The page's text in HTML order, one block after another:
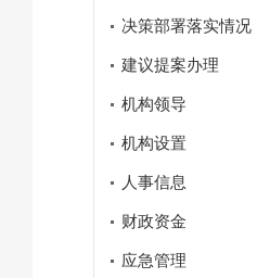
决策部署落实情况
建议提案办理
机构领导
机构设置
人事信息
财政资金
应急管理